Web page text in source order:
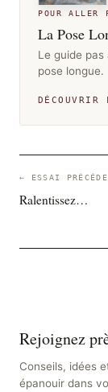
POUR ALLER
La Pose
Le guide
pose longue.
← ESSAI
Ralentissez…
Rejoignez
Conseils, idées
épanouir dans